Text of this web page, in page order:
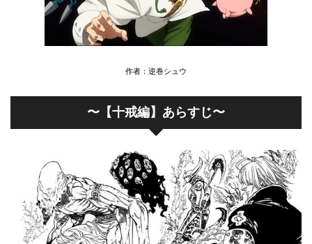
作者：逆巻シュウ
〜【十戒編】あらすじ〜